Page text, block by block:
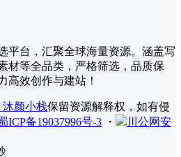
平台，汇聚全球海量资源。涵盖写
材等全品类，严格筛选，品质保
高效创作与建站！
沐颜小栈保留资源解释权，如有侵
ICP备19037996号-3 ・
川公网安